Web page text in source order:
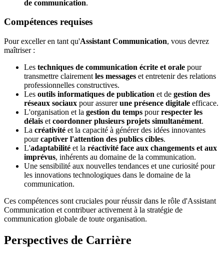
de communication.
Compétences requises
Pour exceller en tant qu'Assistant Communication, vous devrez
maîtriser :
Les techniques de communication écrite et orale pour
transmettre clairement les messages et entretenir des relations
professionnelles constructives.
Les outils informatiques de publication et de gestion des
réseaux sociaux pour assurerune présence digitale efficace.
L'organisation et la gestion du temps pourrespecter les
délais et coordonner plusieurs projets simultanément.
La créativité et la capacité à générer des idées innovantes
pourcaptiver l'attention des publics cibles.
L'adaptabilité et la réactivité face aux changements et aux
imprévus, inhérents au domaine de la communication.
Une sensibilité aux nouvelles tendances et une curiosité pour
les innovations technologiques dans le domaine de la
communication.
Ces compétences sont cruciales pour réussir dans le rôle d'Assistant
Communication et contribuer activement à la stratégie de
communication globale de toute organisation.
Perspectives de Carrière